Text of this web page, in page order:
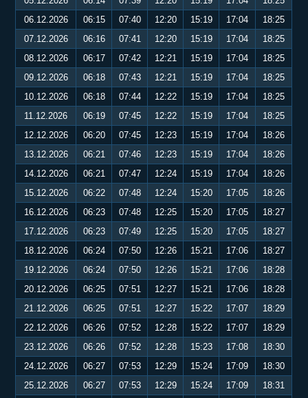
06.12.2026
06:15 07:40 12:20 15:19 17:04
18:25
07.12.2026
06:16 07:41 12:20 15:19 17:04
18:25
08.12.2026
06:17 07:42 12:21 15:19 17:04
18:25
09.12.2026
06:18 07:43 12:21 15:19 17:04
18:25
10.12.2026
06:18 07:44 12:22 15:19 17:04
18:25
11.12.2026
06:19 07:45 12:22 15:19 17:04
18:25
12.12.2026
06:20 07:45 12:23 15:19 17:04
18:26
13.12.2026
06:21 07:46 12:23 15:19 17:04
18:26
14.12.2026
06:21 07:47 12:24 15:19 17:04
18:26
15.12.2026
06:22 07:48 12:24 15:20 17:05
18:26
16.12.2026
06:23 07:48 12:25 15:20 17:05
18:27
17.12.2026
06:23 07:49 12:25 15:20 17:05
18:27
18.12.2026
06:24 07:50 12:26 15:21 17:06
18:27
19.12.2026
06:24 07:50 12:26 15:21 17:06
18:28
20.12.2026
06:25 07:51 12:27 15:21 17:06
18:28
21.12.2026
06:25 07:51 12:27 15:22 17:07
18:29
22.12.2026
06:26 07:52 12:28 15:22 17:07
18:29
23.12.2026
06:26 07:52 12:28 15:23 17:08
18:30
24.12.2026
06:27 07:53 12:29 15:24 17:09
18:30
25.12.2026
06:27 07:53 12:29 15:24 17:09
18:31